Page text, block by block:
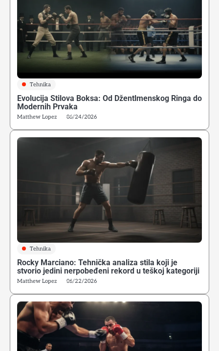
Tehnika
Evolucija Stilova Boksa: Od Džentlmenskog Ringa do
Modernih Prvaka
Matthew Lopez 06/24/2026
Tehnika
Rocky Marciano: Tehnička analiza stila koji je
stvorio jedini nerpobeđeni rekord u teškoj kategoriji
Matthew Lopez 06/22/2026